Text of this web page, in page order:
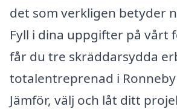
det som verkligen betyder
Fyll i dina uppgifter på vårt
får du tre skräddarsydda
totalentreprenad i
Jämför, välj och låt ditt